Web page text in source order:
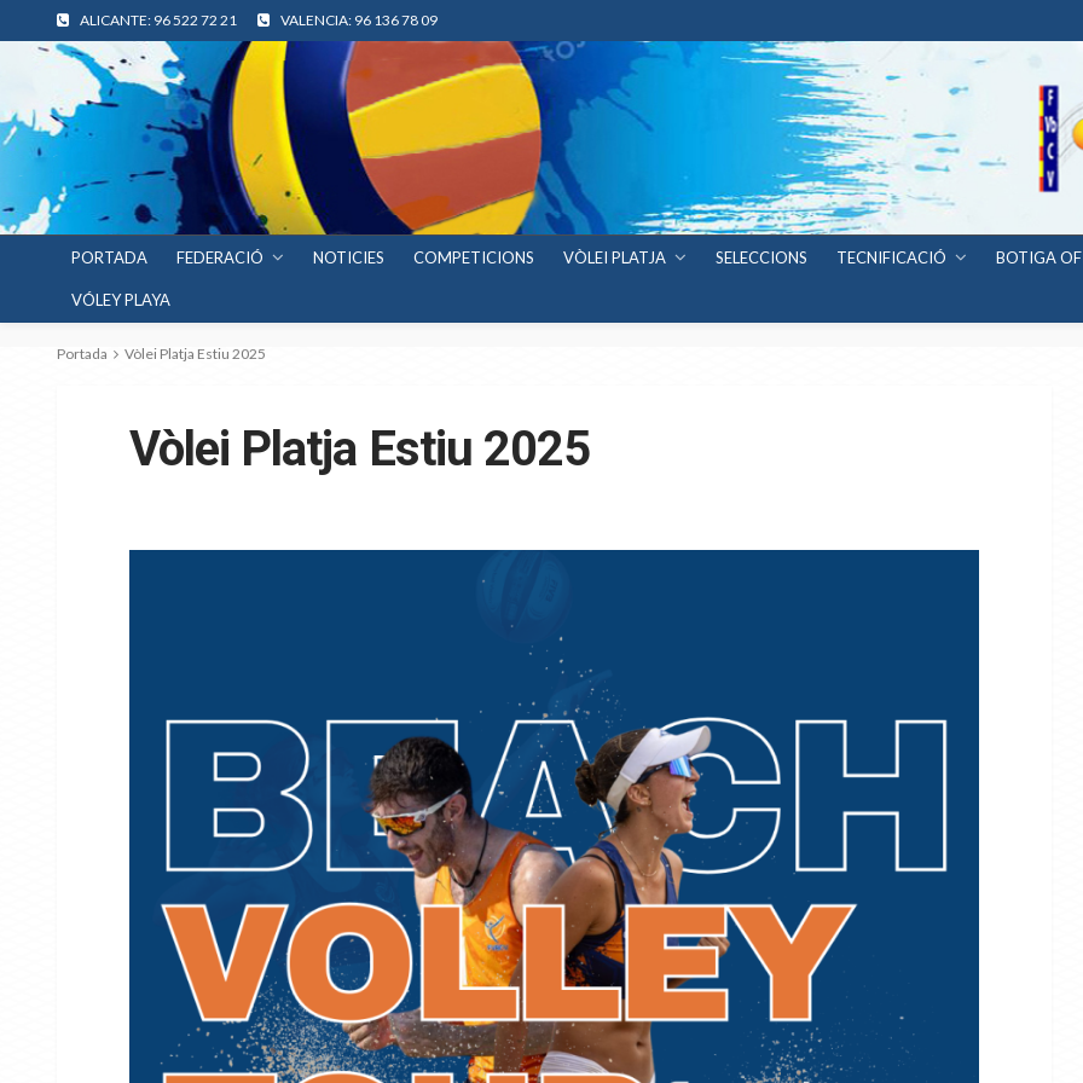
ALICANTE: 96 522 72 21 VALENCIA: 96 136 78 09
PORTADA FEDERACIÓ NOTICIES COMPETICIONS VÒLEI PLATJA SELECCIONS TECNIFICACIÓ BOTIGA
VÓLEY PLAYA
Portada Vòlei Platja Estiu 2025
Vòlei Platja Estiu 2025
NOTICIES
Suspesa tota la jornada del
dissabte per la previsió de
vent
13/02/2026 405
Inici del vot anticipat per a les
candidatures d’àrbitres
27/07/2026